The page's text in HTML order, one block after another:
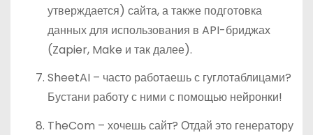
утверждается) сайта, а также подготовка
данных для использования в API-бриджах
(Zapier, Make и так далее).
SheetAI – часто работаешь с гуглотаблицами?
Бустани работу с ними с помощью нейронки!
TheCom – хочешь сайт? Отдай это генератору